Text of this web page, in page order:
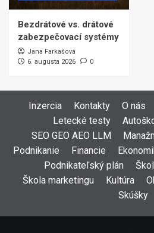
Bezdrátové vs. drátové
zabezpečovací systémy
Jana Farkašová
6. augusta 2026
0
Inzercia Kontakty O nás
Letecké testy
SEO GEO AEO LLM
Podnikanie
Financie
Podnikateľský plán
Škola marketingu
Kultúra
Skúšky